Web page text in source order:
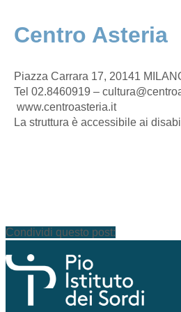
Centro Asteria
Piazza Carrara 17, 20141
Tel 02.8460919 –
www.centroasteria.it
La struttura è accessibile ai
Condividi questo post: